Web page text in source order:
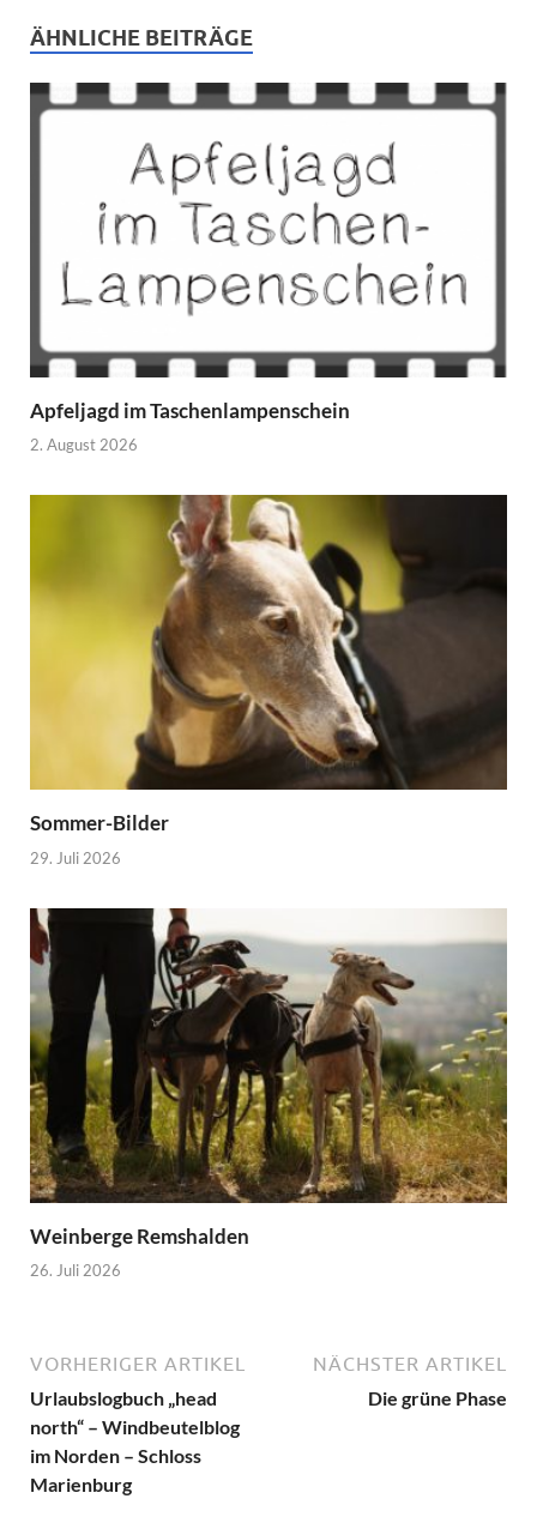
ÄHNLICHE BEITRÄGE
Apfeljagd im Taschenlampenschein
2. August 2026
Sommer-Bilder
29. Juli 2026
Weinberge Remshalden
26. Juli 2026
VORHERIGER ARTIKEL
Urlaubslogbuch „head
north“ – Windbeutelblog
im Norden – Schloss
Marienburg
NÄCHSTER ARTIKEL
Die grüne Phase